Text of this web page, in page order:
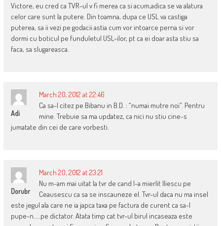
Victore, eu cred ca TVR-ul v fi merea ca si acum,adica se va alatura
celor care sunt la putere. Din toamna, dupa ce USL va castiga
puterea, sa ii vezi pe godacii astia cum vor intoarce perna si vor
dormi cu boticul pe funduletul USL-ilor, pt ca ei doar asta stiu sa
faca, sa slugareasca.
Adi
March 20, 2012 at 22:46
Ca sa-l citez pe Bibanu in B.D. : “numai mutre noi”. Pentru
mine. Trebuie sa ma updatez, ca nici nu stiu cine-s
jumatate din cei de care vorbesti.
Dorubr
March 20, 2012 at 23:21
Nu m-am mai uitat la tvr de cand l-a mierlit Iliescu pe
Ceausescu ca sa se inscauneze el. Tvr-ul daca nu ma insel
este jegul ala care ne ia japca taxa pe factura de curent ca sa-l
pupe-n…..pe dictator. Atata timp cat tvr-ul birul incaseaza este